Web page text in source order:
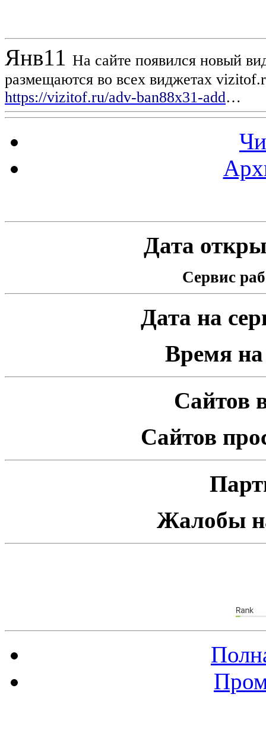
Янв11 На сайте появился новый
размещаются во всех виджетах
https://vizitof.ru/adv-ban88x31-add…
Дата
Сервис
Дата на
Время на
Сайтов
Сайтов
Жалобы